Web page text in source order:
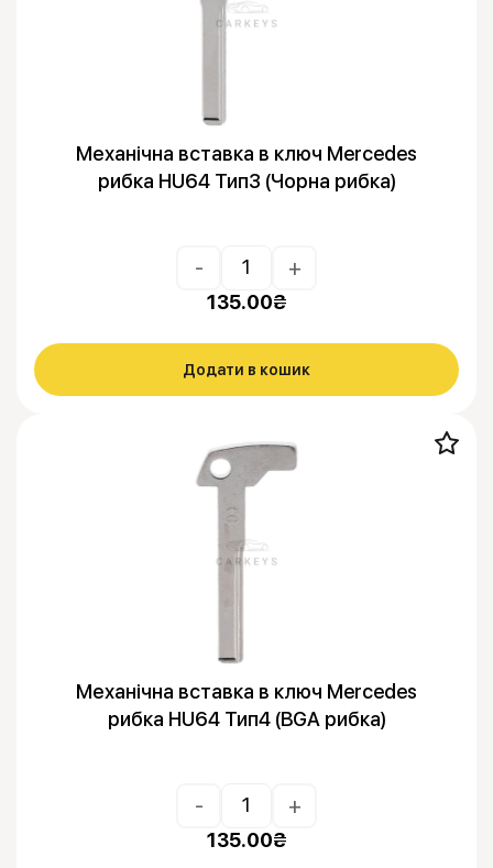
Механічна вставка в ключ Mercedes
рибка HU64 Тип3 (Чорна рибка)
- +
135.00₴
Додати в кошик
Механічна вставка в ключ Mercedes
рибка HU64 Тип4 (BGA рибка)
- +
135.00₴